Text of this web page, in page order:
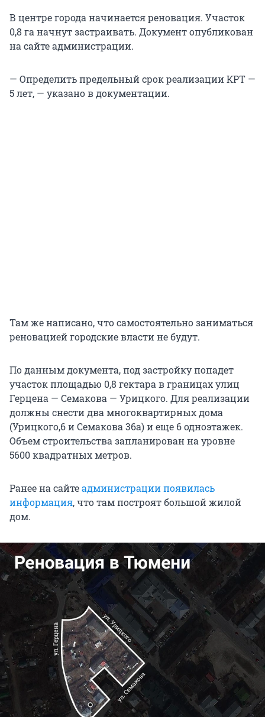
В центре города начинается реновация. Участок
0,8 га начнут застраивать. Документ опубликован
на сайте администрации.
— Определить предельный срок реализации КРТ —
5 лет, — указано в документации.
Там же написано, что самостоятельно заниматься
реновацией городские власти не будут.
По данным документа, под застройку попадет
участок площадью 0,8 гектара в границах улиц
Герцена — Семакова — Урицкого. Для реализации
должны снести два многоквартирных дома
(Урицкого,6 и Семакова 36а) и еще 6 одноэтажек.
Объем строительства запланирован на уровне
5600 квадратных метров.
Ранее на сайтеадминистрации появилась
информация, что там построят большой жилой
дом.